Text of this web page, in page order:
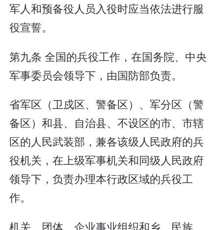
军人和预备役人员入役时应当依法进行服
役宣誓。
第九条 全国的兵役工作，在国务院、中央
军事委员会领导下，由国防部负责。
省军区（卫戍区、警备区）、军分区（警
备区）和县、自治县、不设区的市、市辖
区的人民武装部，兼各该级人民政府的兵
役机关，在上级军事机关和同级人民政府
领导下，负责办理本行政区域的兵役工
作。
机关、团体、企业事业组织和乡、民族